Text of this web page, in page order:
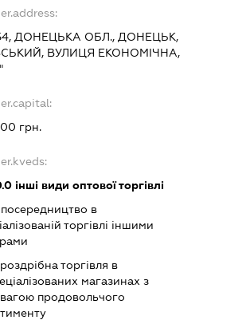
ДОНЕЦЬКА ОБЛ., ДОНЕЦЬК,
ВУЛИЦЯ ЕКОНОМІЧНА,
грн.
інші види оптової торгівлі
в
торгівлі іншими
торгівля в
магазинах з
продовольчого